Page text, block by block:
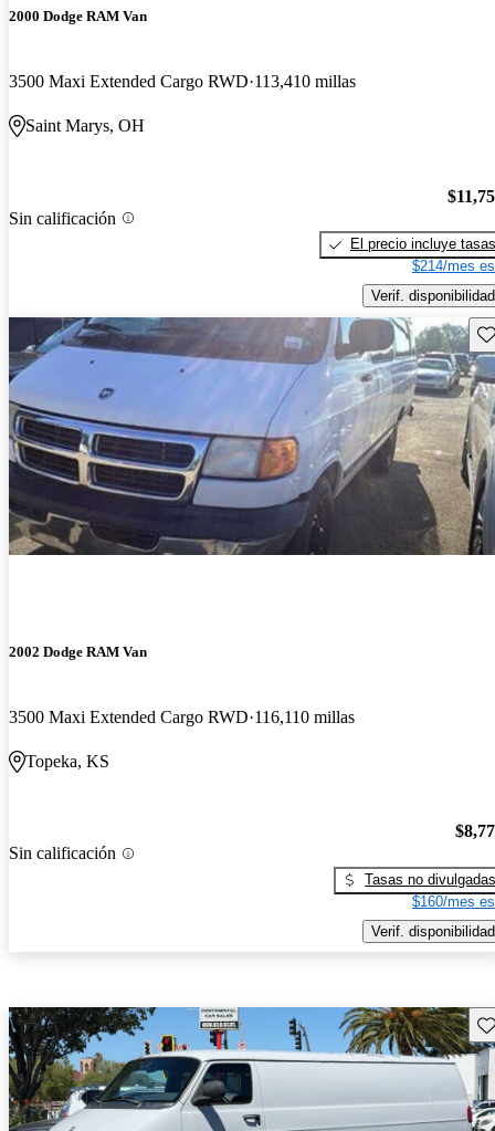
2000 Dodge RAM Van
3500 Maxi Extended Cargo RWD 113,410 millas
Saint Marys, OH
Sin calificación
El precio incluye tasas
$214/mes
Verif. disponibilidad
2002 Dodge RAM Van
3500 Maxi Extended Cargo RWD 116,110 millas
Topeka, KS
Sin calificación
Tasas no divulgadas
$160/mes
Verif. disponibilidad